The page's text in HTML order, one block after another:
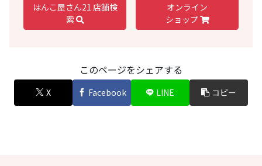
はんこ屋さん21 店舗検
索
オンライン
ショップ
このページをシェアする
X Facebook LINE コピー